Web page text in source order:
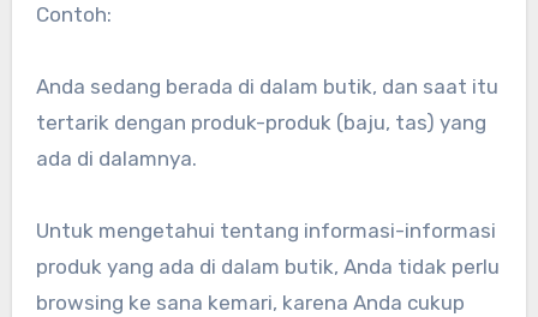
Contoh:
Anda sedang berada di dalam butik, dan saat itu
tertarik dengan produk-produk (baju, tas) yang
ada di dalamnya.
Untuk mengetahui tentang informasi-informasi
produk yang ada di dalam butik, Anda tidak perlu
browsing ke sana kemari, karena Anda cukup